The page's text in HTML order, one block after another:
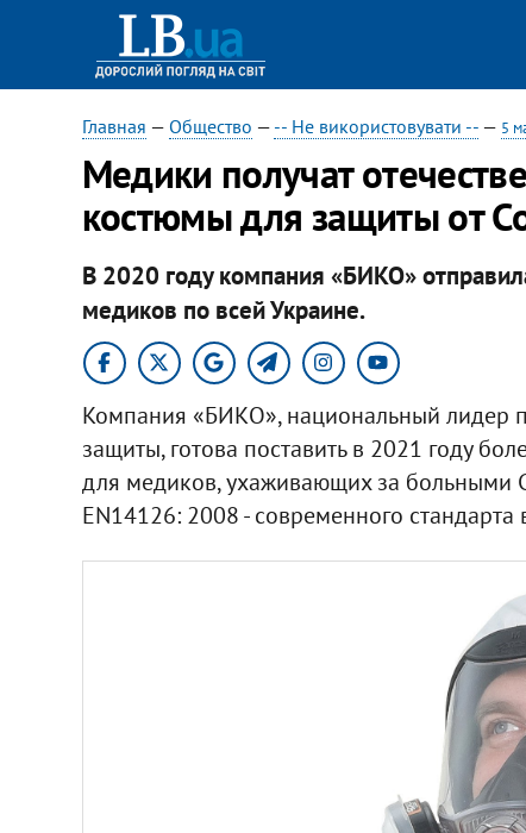
Главная — Общество — -- Не використовувати --— 5
Медики получат
костюмы для защиты от
В 2020 году компания «БИКО»
медиков по всей Украине.
Компания «БИКО», национальный лидер
защиты, готова поставить в 2021 году
для медиков, ухаживающих за больными
EN14126: 2008 - современного